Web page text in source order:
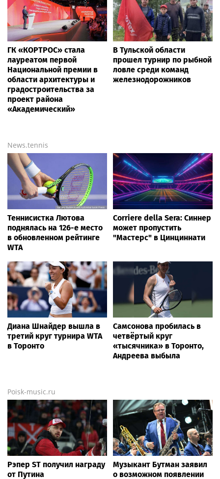
ГК «КОРТРОС» стала
лауреатом первой
Национальной премии в
области архитектуры и
градостроительства за
проект района
«Академический»
В Тульской области
прошел турнир по рыбной
ловле среди команд
железнодорожников
News.tennis
Теннисистка Лютова
поднялась на 126-е место
в обновленном рейтинге
WTA
Corriere della Sera: Синнер
может пропустить
"Мастерс" в Цинциннати
Диана Шнайдер вышла в
третий круг турнира WTA
в Торонто
Самсонова пробилась в
четвёртый круг
«тысячника» в Торонто,
Андреева выбыла
Poisk-music.ru
Рэпер ST получил награду
от Путина
Музыкант Бутман заявил
о возможном появлении